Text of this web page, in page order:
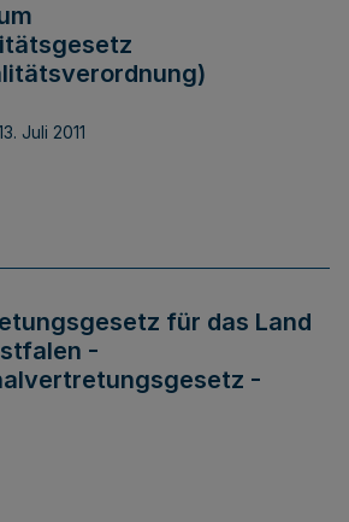
Juli 2011
für das Land
-
-